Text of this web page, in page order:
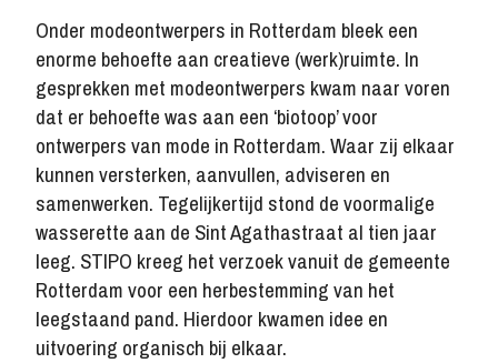
Onder modeontwerpers in Rotterdam bleek een
enorme behoefte aan creatieve (werk)ruimte. In
gesprekken met modeontwerpers kwam naar voren
dat er behoefte was aan een ‘biotoop’ voor
ontwerpers van mode in Rotterdam. Waar zij elkaar
kunnen versterken, aanvullen, adviseren en
samenwerken. Tegelijkertijd stond de voormalige
wasserette aan de Sint Agathastraat al tien jaar
leeg. STIPO kreeg het verzoek vanuit de gemeente
Rotterdam voor een herbestemming van het
leegstaand pand. Hierdoor kwamen idee en
uitvoering organisch bij elkaar.